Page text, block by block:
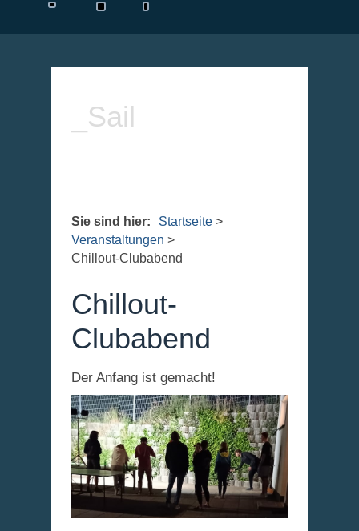
_Sail
Sie sind hier: Startseite >
Veranstaltungen >
Chillout-Clubabend
Chillout-
Clubabend
Der Anfang ist gemacht!